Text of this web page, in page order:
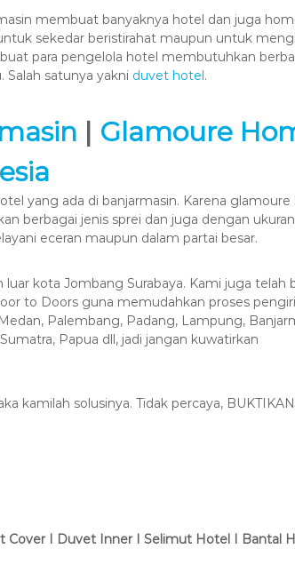
membuat banyaknya hotel dan juga
sekedar beristirahat maupun untuk
para pengelola hotel membutuhkan
satunya yakni duvet hotel.
| Glamoure
yang ada di banjarmasin. Karena glamoure
berbagai jenis sprei dan juga dengan
eceran maupun dalam partai besar.
kota Jombang Surabaya. Kami juga telah
to Doors guna memudahkan proses
Palembang, Padang, Lampung,
Papua dll, jadi jangan kuwatirkan
kamilah solusinya. Tidak percaya, BUKTIKAN
Cover I Duvet Inner I Selimut Hotel I Bantal